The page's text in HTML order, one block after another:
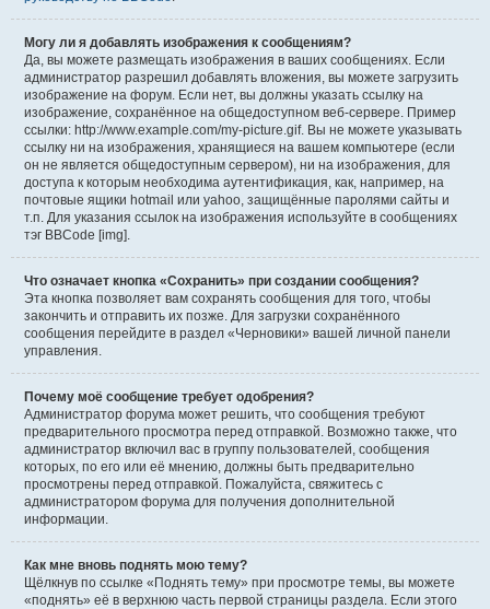
Могу ли я добавлять изображения к сообщениям?
Да, вы можете размещать изображения в ваших сообщениях. Если
администратор разрешил добавлять вложения, вы можете загрузить
изображение на форум. Если нет, вы должны указать ссылку на
изображение, сохранённое на общедоступном веб-сервере. Пример
ссылки: http://www.example.com/my-picture.gif. Вы не можете указывать
ссылку ни на изображения, хранящиеся на вашем компьютере (если
он не является общедоступным сервером), ни на изображения, для
доступа к которым необходима аутентификация, как, например, на
почтовые ящики hotmail или yahoo, защищённые паролями сайты и
т.п. Для указания ссылок на изображения используйте в сообщениях
тэг BBCode [img].
Что означает кнопка «Сохранить» при создании сообщения?
Эта кнопка позволяет вам сохранять сообщения для того, чтобы
закончить и отправить их позже. Для загрузки сохранённого
сообщения перейдите в раздел «Черновики» вашей личной панели
управления.
Почему моё сообщение требует одобрения?
Администратор форума может решить, что сообщения требуют
предварительного просмотра перед отправкой. Возможно также, что
администратор включил вас в группу пользователей, сообщения
которых, по его или её мнению, должны быть предварительно
просмотрены перед отправкой. Пожалуйста, свяжитесь с
администратором форума для получения дополнительной
информации.
Как мне вновь поднять мою тему?
Щёлкнув по ссылке «Поднять тему» при просмотре темы, вы можете
«поднять» её в верхнюю часть первой страницы раздела. Если этого